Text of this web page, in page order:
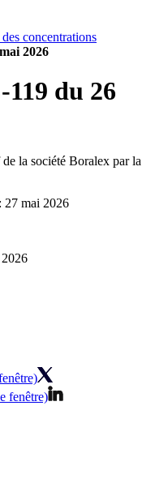
concentrations
2026
119 du 26
la société Boralex par la
27 mai 2026
fenêtre)